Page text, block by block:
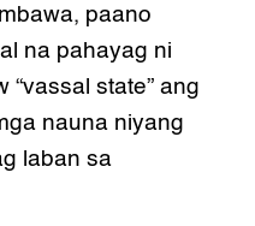
paano
na pahayag ni
“vassal state” ang
nauna niyang
laban sa